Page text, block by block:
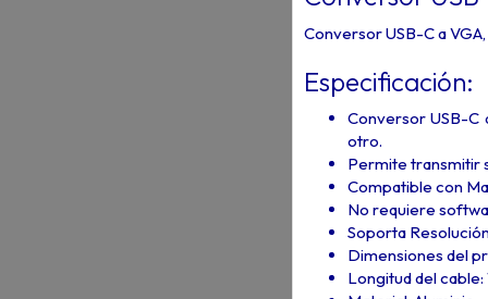
Conversor USB-C a
Especificación:
Conversor USB-C
otro.
Permite transmitir
Compatible con
No requiere
Soporta
Dimensiones del
Longitud del cable: